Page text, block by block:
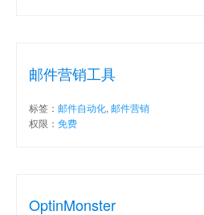
邮件营销工具
标签： 邮件自动化, 邮件营销
权限： 免费
OptinMonster